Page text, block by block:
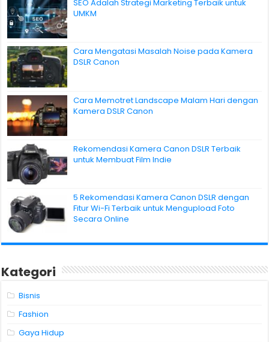
SEO Adalah Strategi Marketing Terbaik untuk
UMKM
Cara Mengatasi Masalah Noise pada Kamera
DSLR Canon
Cara Memotret Landscape Malam Hari dengan
Kamera DSLR Canon
Rekomendasi Kamera Canon DSLR Terbaik
untuk Membuat Film Indie
5 Rekomendasi Kamera Canon DSLR dengan
Fitur Wi-Fi Terbaik untuk Mengupload Foto
Secara Online
Kategori
Bisnis
Fashion
Gaya Hidup